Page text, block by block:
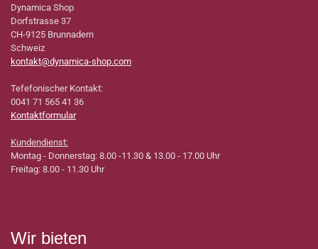
Dynamica Shop
Dorfstrasse 37
CH-9125 Brunnadern
Schweiz
kontakt@dynamica-shop.com
Tefefonischer Kontakt:
0041 71 565 41 36
Kontaktformular
Kundendienst:
Montag - Donnerstag: 8.00 -11.30 & 13.00 - 17.00 Uhr
Freitag: 8.00 - 11.30 Uhr
Wir bieten